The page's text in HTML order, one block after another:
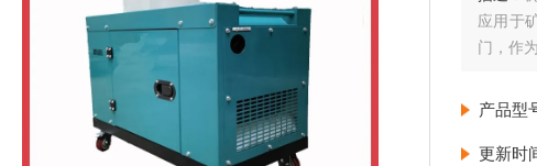
应用于
门，作
产品型
更新时